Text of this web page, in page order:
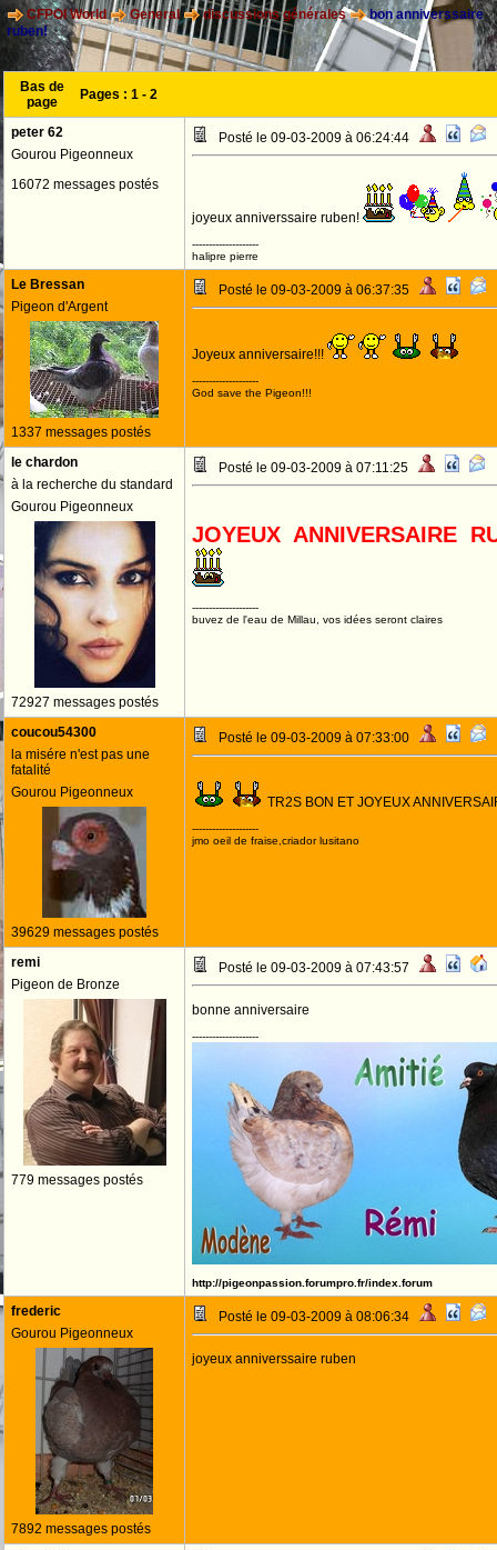
CFPOI World General discussions générales
bon anniverssaire
ruben!
Bas de
page
Pages : 1 - 2
peter 62
Gourou Pigeonneux
16072 messages postés
Posté le 09-03-2009 à 06:24:44
joyeux anniverssaire ruben!
--------------------
halipre pierre
Le Bressan
Pigeon d'Argent
1337 messages postés
Posté le 09-03-2009 à 06:37:35
Joyeux anniversaire!!!
--------------------
God save the Pigeon!!!
le chardon
à la recherche du standard
Gourou Pigeonneux
72927 messages postés
Posté le 09-03-2009 à 07:11:25
JOYEUX ANNIVERSAIRE
--------------------
buvez de l'eau de Millau, vos idées seront claires
coucou54300
la misére n'est pas une
fatalité
Gourou Pigeonneux
39629 messages postés
Posté le 09-03-2009 à 07:33:00
TR2S BON ET JOYEUX
--------------------
jmo oeil de fraise,criador lusitano
remi
Pigeon de Bronze
779 messages postés
Posté le 09-03-2009 à 07:43:57
bonne anniversaire
--------------------
http://pigeonpassion.forumpro.fr/index.forum
frederic
Gourou Pigeonneux
7892 messages postés
Posté le 09-03-2009 à 08:06:34
joyeux anniverssaire ruben